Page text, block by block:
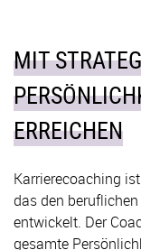
MIT
ERREICHEN
Karrierecoaching
das den
entwickelt. Der
gesamte